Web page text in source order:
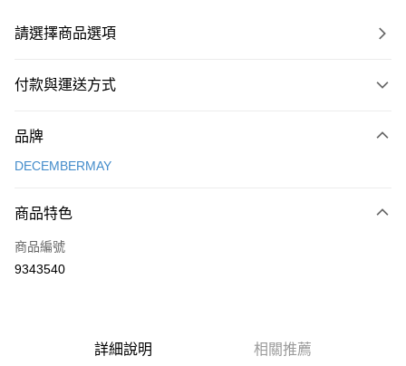
請選擇商品選項
付款與運送方式
信用卡一次付款
LINE Pay
Apple Pay
品牌
DECEMBERMAY
商品特色
商品編號
9343540
詳細說明 相關推薦